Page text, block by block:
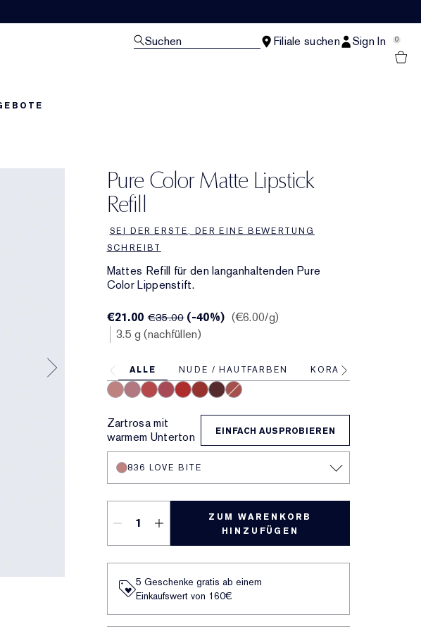
Suchen Filiale suchen Sign In 0
Pure Color Matte Lipstick
Refill
SEI DER ERSTE, DER EINE BEWERTUNG
SCHREIBT
Mattes Refill für den langanhaltenden Pure
Color Lippenstift.
€21.00€35.00 (-40%) €6.00/g
3.5 g (nachfüllen)
ALLE NUDE / HAUTFARBEN KORALLE
Zartrosa mit
warmem Unterton
EINFACH AUSPROBIEREN
836 LOVE BITE
ZUM WARENKORB
HINZUFÜGEN
5 Geschenke gratis ab einem
Einkaufswert von 160€​